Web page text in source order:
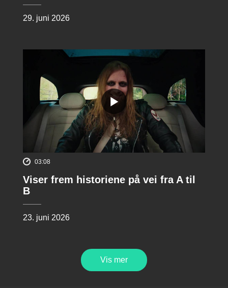
29. juni 2026
03:08
Viser frem historiene på vei fra A til
B
23. juni 2026
Vis mer